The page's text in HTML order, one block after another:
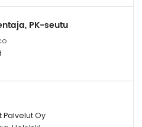
PK-seutu
Palvelut Oy